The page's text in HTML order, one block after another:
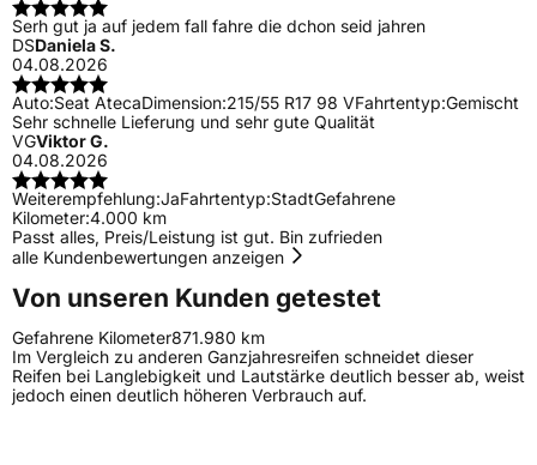
Serh gut ja auf jedem fall fahre die dchon seid jahren
DSDaniela S.
04.08.2026
Auto:Seat AtecaDimension:215/55 R17 98 VFahrtentyp:Gemischt
Sehr schnelle Lieferung und sehr gute Qualität
VGViktor G.
04.08.2026
Weiterempfehlung:JaFahrtentyp:StadtGefahrene
Kilometer:4.000 km
Passt alles, Preis/Leistung ist gut. Bin zufrieden
alle Kundenbewertungen anzeigen
Von unseren Kunden getestet
Gefahrene Kilometer871.980 km
Im Vergleich zu anderen Ganzjahresreifen schneidet dieser
Reifen bei Langlebigkeit und Lautstärke deutlich besser ab, weist
jedoch einen deutlich höheren Verbrauch auf.